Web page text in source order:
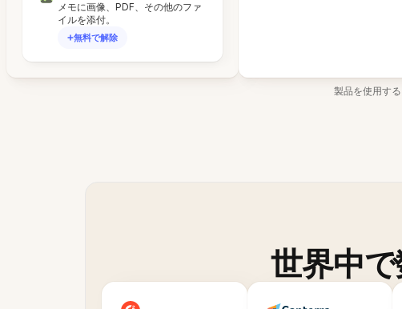
メモに画像、PDF、その他のファ
イルを添付。
無料で解除
製品を使用す
世界中